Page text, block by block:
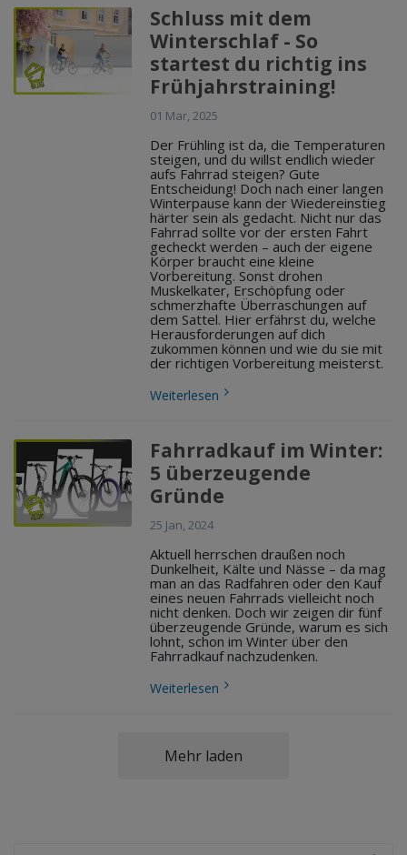
Schluss mit dem
Winterschlaf - So
startest du richtig ins
Frühjahrstraining!
01 Mar, 2025
Der Frühling ist da, die Temperaturen
steigen, und du willst endlich wieder
aufs Fahrrad steigen? Gute
Entscheidung! Doch nach einer langen
Winterpause kann der Wiedereinstieg
härter sein als gedacht. Nicht nur das
Fahrrad sollte vor der ersten Fahrt
gecheckt werden – auch der eigene
Körper braucht eine kleine
Vorbereitung. Sonst drohen
Muskelkater, Erschöpfung oder
schmerzhafte Überraschungen auf
dem Sattel. Hier erfährst du, welche
Herausforderungen auf dich
zukommen können und wie du sie mit
der richtigen Vorbereitung meisterst.
Weiterlesen
Fahrradkauf im Winter:
5 überzeugende
Gründe
25 Jan, 2024
Aktuell herrschen draußen noch
Dunkelheit, Kälte und Nässe – da mag
man an das Radfahren oder den Kauf
eines neuen Fahrrads vielleicht noch
nicht denken. Doch wir zeigen dir fünf
überzeugende Gründe, warum es sich
lohnt, schon im Winter über den
Fahrradkauf nachzudenken.
Weiterlesen
Mehr laden